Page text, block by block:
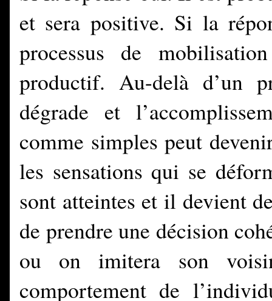
et sera positive. Si la
processus de
productif. Au-delà d’un
dégrade et
comme simples peut
les sensations qui se
sont atteintes et il devient
de prendre une décision
ou on imitera son
comportement de